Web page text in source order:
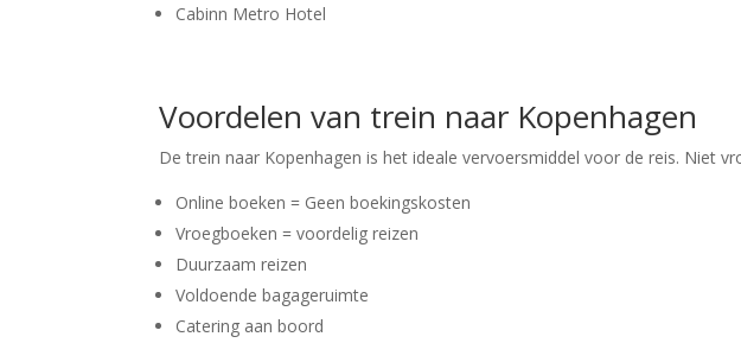
Cabinn Metro Hotel
Voordelen van trein naar Kopenhagen
De trein naar Kopenhagen is het ideale vervoersmiddel voor de reis. Niet
Online boeken = Geen boekingskosten
Vroegboeken = voordelig reizen
Duurzaam reizen
Voldoende bagageruimte
Catering aan boord